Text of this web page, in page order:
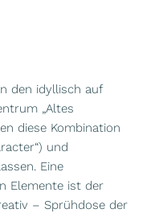
den idyllisch auf
„Altes
diese Kombination
und
Eine
Elemente ist der
– Sprühdose der